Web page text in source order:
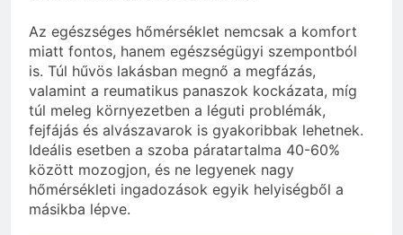
Az egészséges hőmérséklet nemcsak a komfort
miatt fontos, hanem egészségügyi szempontból
is. Túl hűvös lakásban megnő a megfázás,
valamint a reumatikus panaszok kockázata, míg
túl meleg környezetben a léguti problémák,
fejfájás és alvászavarok is gyakoribbak lehetnek.
Ideális esetben a szoba páratartalma 40-60%
között mozogjon, és ne legyenek nagy
hőmérsékleti ingadozások egyik helyiségből a
másikba lépve.